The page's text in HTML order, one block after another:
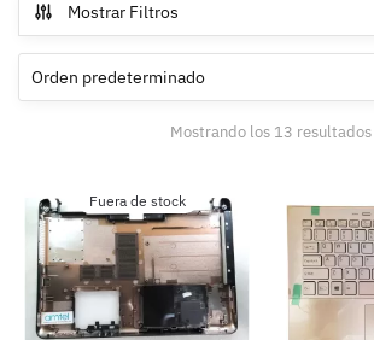
Mostrar Filtros
Mostrando los 13 resultados
Fuera de stock